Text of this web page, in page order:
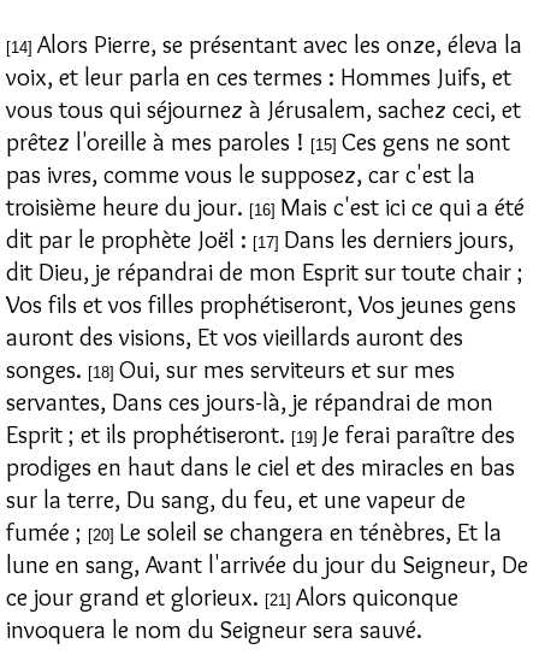
[14] Alors Pierre, se présentant avec les onze, éleva la
voix, et leur parla en ces termes : Hommes Juifs, et
vous tous qui séjournez à Jérusalem, sachez ceci, et
prêtez l'oreille à mes paroles ! [15] Ces gens ne sont
pas ivres, comme vous le supposez, car c'est la
troisième heure du jour. [16] Mais c'est ici ce qui a été
dit par le prophète Joël : [17] Dans les derniers jours,
dit Dieu, je répandrai de mon Esprit sur toute chair ;
Vos fils et vos filles prophétiseront, Vos jeunes gens
auront des visions, Et vos vieillards auront des
songes. [18] Oui, sur mes serviteurs et sur mes
servantes, Dans ces jours-là, je répandrai de mon
Esprit ; et ils prophétiseront. [19] Je ferai paraître des
prodiges en haut dans le ciel et des miracles en bas
sur la terre, Du sang, du feu, et une vapeur de
fumée ; [20] Le soleil se changera en ténèbres, Et la
lune en sang, Avant l'arrivée du jour du Seigneur, De
ce jour grand et glorieux. [21] Alors quiconque
invoquera le nom du Seigneur sera sauvé.